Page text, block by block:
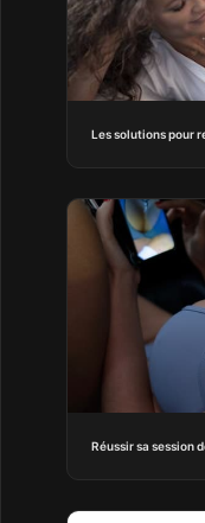
Les solutions pour
Réussir sa session